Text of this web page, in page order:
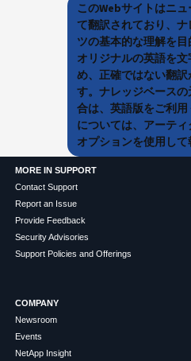
このWebサイトはニ
て翻訳されており、
ツの基本的な理解を目
オリジナルの英語を
め、正確ではない翻
す。ナレッジベース
合は、英語版をご利
については、アーテ
オプションを使用して
MORE IN SUPPORT
Contact Support
Report an Issue
Provide Feedback
Security Advisories
Support Policies and Offerings
COMPANY
Newsroom
Events
NetApp Insight